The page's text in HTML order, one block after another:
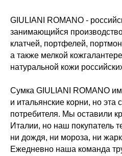
GIULIANI ROMANO -
занимающийся
клатчей, портфелей,
а также мелкой
натуральной кожи
Cумка GIULIANI ROMANO
и итальянские корни, но эта
потребителя. Мы оставили
Италии, но наш покупатель
ни дождя, ни мороза, ни
Ежедневно наша команда